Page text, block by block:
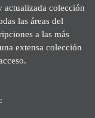
actualizada colección
las áreas del
a las más
extensa colección